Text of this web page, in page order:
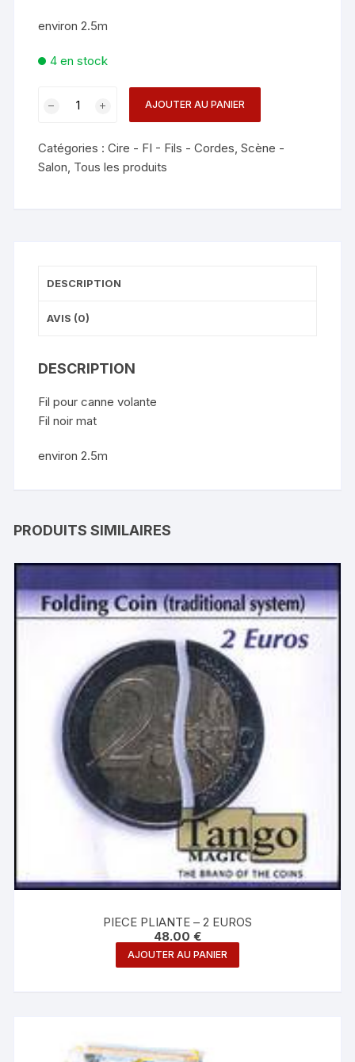
environ 2.5m
4 en stock
POUR
CANNE
AJOUTER AU PANIER
Catégories :Cire - FI - Fils - Cordes,Scène -
Salon, Tous les produits
DESCRIPTION
AVIS (0)
DESCRIPTION
Fil pour canne volante
Fil noir mat
environ 2.5m
PRODUITS SIMILAIRES
PIECE PLIANTE – 2 EUROS
48.00 €
AJOUTER AU PANIER